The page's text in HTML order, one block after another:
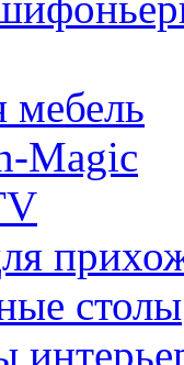
мебель
Magic
столы